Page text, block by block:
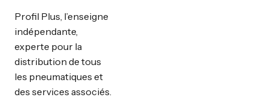
Profil Plus, l’enseigne
indépendante,
experte pour la
distribution de tous
les pneumatiques et
des services associés.